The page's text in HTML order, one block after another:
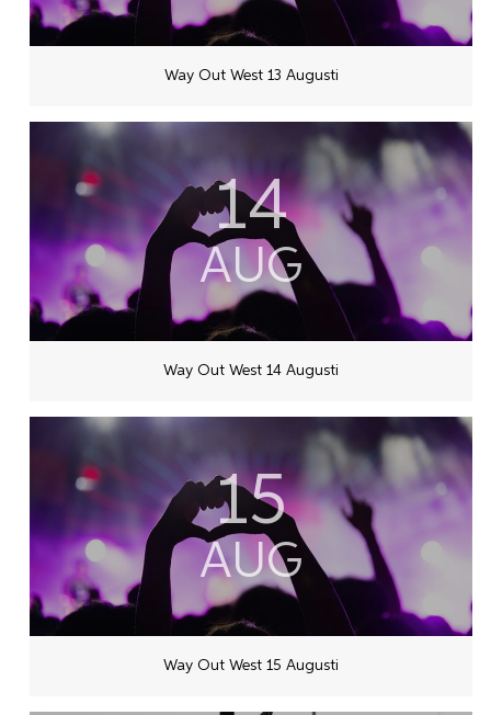
Way Out West 13 Augusti
14
AUG
Way Out West 14 Augusti
15
AUG
Way Out West 15 Augusti